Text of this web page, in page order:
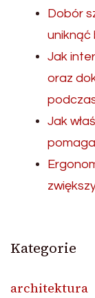
Dobór
uniknąć
Jak
oraz
Jak
Kategorie
architektura